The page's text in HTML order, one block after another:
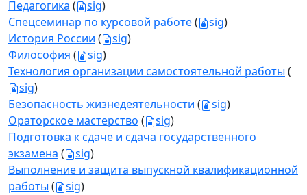
Педагогика ( sig)
Спецсеминар по курсовой работе( sig)
История России ( sig)
Философия ( sig)
Технология организации самостоятельной работы (
sig)
Безопасность жизнедеятельности ( sig)
Ораторское мастерство ( sig)
Подготовка к сдаче и сдача государственного
экзамена ( sig)
Выполнение и защита выпускной квалификационной
работы ( sig)